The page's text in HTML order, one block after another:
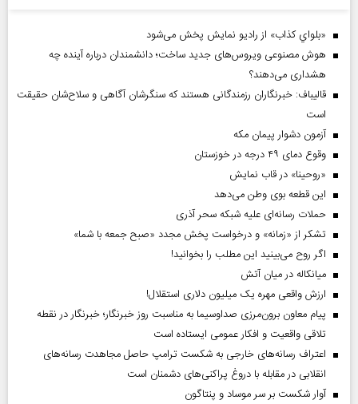
«بلواي کذاب» از رادیو نمایش پخش می‌شود
هوش مصنوعی ویروس‌های جدید ساخت؛ دانشمندان درباره آینده چه
هشداری می‌دهند؟
قالیباف: خبرنگاران رزمندگانی هستند که سنگرشان آگاهی و سلاح‌شان حقیقت
است
آزمون دشوار پیمان مکه
وقوع دمای ۴۹ درجه در خوزستان
«روحینا» در قاب نمایش
این قطعه بوی وطن می‌دهد
حملات رسانه‌ای علیه شبکه سحر آذری
تشکر از «زمانه» و درخواست پخش مجدد «صبح جمعه با شما»
اگر روح می‌بینید این مطلب را بخوانید!
میانکاله در میان آتش
ارزش واقعی مهره یک میلیون دلاری استقلال!
پیام معاون برون‌مرزی صداوسیما به مناسبت روز خبرنگار؛ خبرنگار در نقطه
تلاقی واقعیت و افکار عمومی ایستاده است
اعتراف رسانه‌های خارجی به شکست ترامپ حاصل مجاهدت رسانه‌های
انقلابی در مقابله با دروغ پراکنی‌های دشمنان است
آوار شکست بر سر موساد و پنتاگون